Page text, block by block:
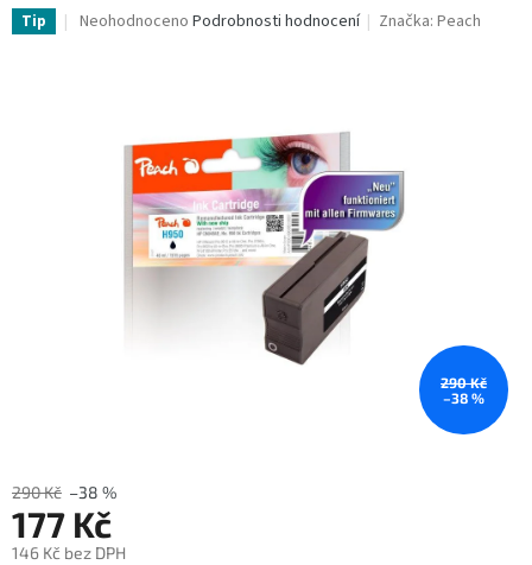
Tip
Průměrné
hvězdiček.
Neohodnoceno Podrobnosti hodnocení Značka:Peach
290 Kč
–38 %
290 Kč –38 %
177 Kč
146 Kč bez DPH